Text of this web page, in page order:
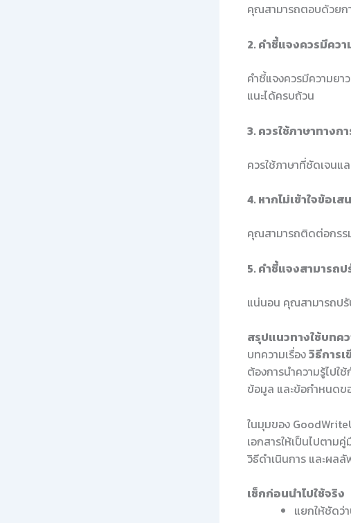
คุณสามารถตอบด้วยก
2. คำชี้แจงควรมีควา
คำชี้แจงควรมีความยา
แนะได้ครบถ้วน
3. ควรใช้ภาษาทางก
ควรใช้ภาษาที่ชัดเจนแ
4. หากไม่เข้าใจข้อเ
คุณสามารถติดต่อกรร
5. คำชี้แจงสามารถ
แน่นอน คุณสามารถปรั
สรุปแนวทางใช้บทค
บทความเรื่องวิธีการ
ต้องการนำความรู้ไปใ
ข้อมูล และข้อกำหนดข
ในมุมของ
เอกสารให้เป็นไปตาม
วิธีดำเนินการ และผล
เช็กก่อนนำไปใช้จริง
แยกให้ชัดว่